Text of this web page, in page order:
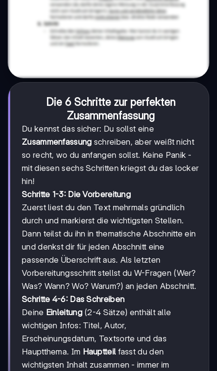
Die 6 Schritte zur perfekten
Zusammenfassung
Du kennst das sicher: Du sollst eine
Zusammenfassung schreiben, aber weißt nicht
so recht, wo du anfangen sollst. Keine Panik -
mit diesen sechs Schritten kriegst du das locker
hin!
Schritte 1-3: Die Vorbereitung
Zuerst liest du den Text mehrmals gründlich
durch und markierst die wichtigsten Stellen.
Dann teilst du ihn in thematische Abschnitte ein
und denkst dir für jeden Abschnitt eine
passende Überschrift aus. Als letzten
Vorbereitungsschritt stellst du W-Fragen (Wer?
Was? Wann? Wo? Warum?) an jeden Abschnitt.
Schritte 4-6: Das Schreiben
Deine Einleitung(2-4 Sätze) enthält alle
wichtigen Infos: Titel, Autor,
Erscheinungsdatum, Textsorte und das
Hauptthema. Im Hauptteil fasst du den
wichtigsten Inhalt zusammen - immer im